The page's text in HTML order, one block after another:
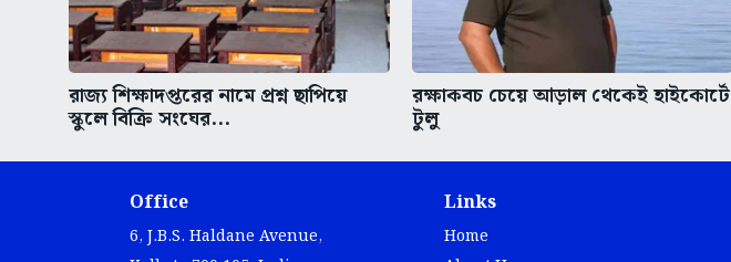
রাজ্য শিক্ষাদপ্তরের নামে প্রশ্ন ছাপিয়ে
স্কুলে বিক্রি সংঘের...
রক্ষাকবচ চেয়ে আড়াল থেকেই হাইকোর্টে
টুলু
Office
6, J.B.S. Haldane Avenue,
Links
Home